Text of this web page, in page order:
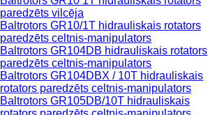
paredzēts vilcēja
Baltrotors GR10/1T hidrauliskais rotators
paredzēts celtnis-manipulators
Baltrotors GR104DB hidrauliskais rotators
paredzēts celtnis-manipulators
Baltrotors GR104DBX / 10T hidrauliskais
rotators paredzēts celtnis-manipulators
Baltrotors GR105DB/10T hidrauliskais